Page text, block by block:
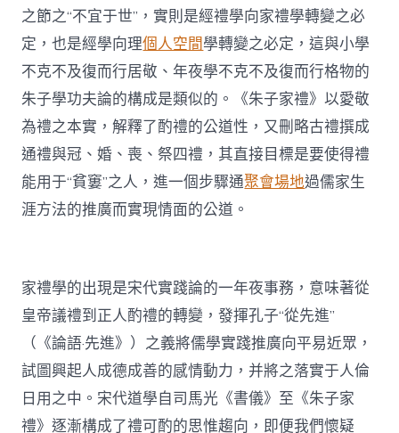
之節之“不宜于世”，實則是經禮學向家禮學轉變之必
定，也是經學向理個人空間學轉變之必定，這與小學
不克不及復而行居敬、年夜學不克不及復而行格物的
朱子學功夫論的構成是類似的。《朱子家禮》以愛敬
為禮之本實，解釋了酌禮的公道性，又刪略古禮撰成
通禮與冠、婚、喪、祭四禮，其直接目標是要使得禮
能用于“貧窶”之人，進一個步驟通聚會場地過儒家生
涯方法的推廣而實現情面的公道。
家禮學的出現是宋代實踐論的一年夜事務，意味著從
皇帝議禮到正人酌禮的轉變，發揮孔子“從先進”
（《論語·先進》）之義將儒學實踐推廣向平易近眾，
試圖興起人成德成善的感情動力，并將之落實于人倫
日用之中。宋代道學自司馬光《書儀》至《朱子家
禮》逐漸構成了禮可酌的思惟趨向，即便我們懷疑